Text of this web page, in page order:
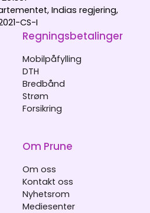
Indias regjering,
CS-I
Regningsbetalinger
Mobilpåfylling
DTH
Bredbånd
Strøm
Forsikring
Om Prune
Om oss
Kontakt oss
Nyhetsrom
Mediesenter